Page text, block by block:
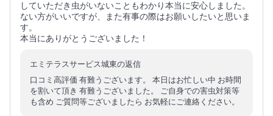
していただき虫がいないこともわかり本当に安心しました。
ない方がいいですが、また有事の際はお願いしたいと思いま
す。
本当にありがとうございました！
エミテラスサービス城東の返信
口コミ高評価 有難うございます。 本日はお忙しい中 お時間
を割いて頂き 有難うございました。 ご自身での害虫対策等
も含め ご質問等ございましたら お気軽にご連絡ください。